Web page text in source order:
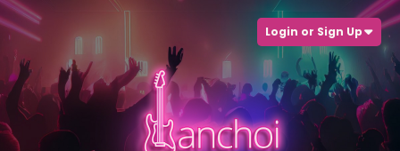
Login or Sign Up